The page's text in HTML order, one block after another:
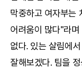
막중하고 여자부는
어려움이 많다"라
없다. 있는 살림에
잘해보겠다. 팀을